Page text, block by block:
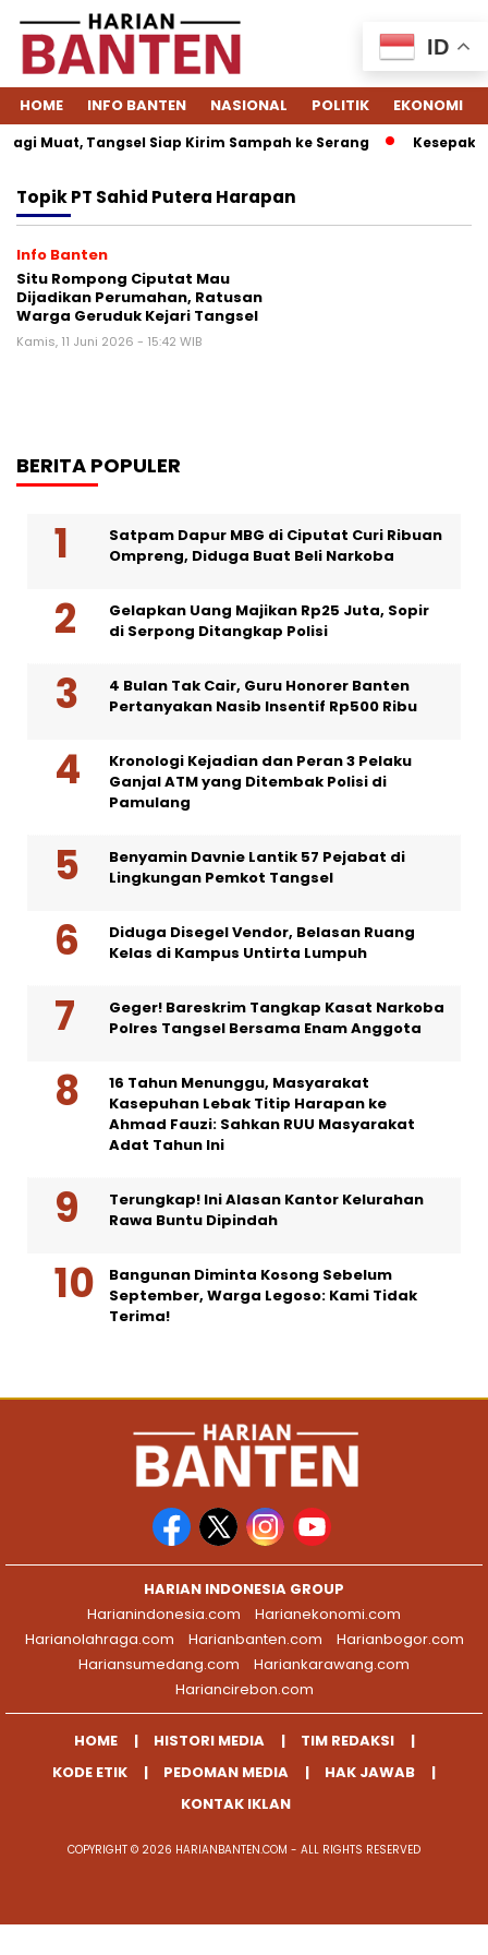
HOME INFO BANTEN NASIONAL POLITIK EKONOMI
Muat, Tangsel Siap Kirim Sampah ke Serang
TopikPT Sahid Putera Harapan
Info Banten
Situ Rompong Ciputat Mau
Dijadikan Perumahan, Ratusan
Warga Geruduk Kejari Tangsel
Kamis, 11 Juni 2026 - 15:42 WIB
BERITA POPULER
Satpam Dapur MBG di Ciputat Curi Ribuan
Ompreng, Diduga Buat Beli Narkoba
Gelapkan Uang Majikan Rp25 Juta, Sopir
di Serpong Ditangkap Polisi
4 Bulan Tak Cair, Guru Honorer Banten
Pertanyakan Nasib Insentif Rp500 Ribu
Kronologi Kejadian dan Peran 3 Pelaku
Ganjal ATM yang Ditembak Polisi di
Pamulang
Benyamin Davnie Lantik 57 Pejabat di
Lingkungan Pemkot Tangsel
Diduga Disegel Vendor, Belasan Ruang
Kelas di Kampus Untirta Lumpuh
Geger! Bareskrim Tangkap Kasat Narkoba
Polres Tangsel Bersama Enam Anggota
16 Tahun Menunggu, Masyarakat
Kasepuhan Lebak Titip Harapan ke
Ahmad Fauzi: Sahkan RUU Masyarakat
Adat Tahun Ini
Terungkap! Ini Alasan Kantor Kelurahan
Rawa Buntu Dipindah
Bangunan Diminta Kosong Sebelum
September, Warga Legoso: Kami Tidak
Terima!
ID
HARIAN INDONESIA GROUP
Harianindonesia.com
Harianekonomi.com
Harianolahraga.com
Harianbanten.com
Harianbogor.com
Hariansumedang.com
Hariankarawang.com
Hariancirebon.com
HOME HISTORI MEDIA
TIM REDAKSI
KODE ETIK
PEDOMAN MEDIA
HAK JAWAB
KONTAK IKLAN
COPYRIGHT © 2026 HARIANBANTEN.COM - ALL RIGHTS RESERVED